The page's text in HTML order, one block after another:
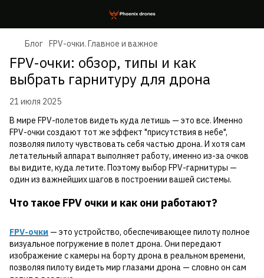
Блог FPV-очки. Главное и важное
FPV-очки: обзор, типы и как
выбрать гарнитуру для дрона
21 июля 2025
В мире FPV-полетов видеть куда летишь — это все. Именно
FPV-очки создают тот же эффект "присутствия в небе",
позволяя пилоту чувствовать себя частью дрона. И хотя сам
летательный аппарат выполняет работу, именно из-за очков
вы видите, куда летите. Поэтому выбор FPV-гарнитуры —
один из важнейших шагов в построении вашей системы.
Что такое FPV очки и как они работают?
FPV-очки — это устройство, обеспечивающее пилоту полное
визуальное погружение в полет дрона. Они передают
изображение с камеры на борту дрона в реальном времени,
позволяя пилоту видеть мир глазами дрона — словно он сам